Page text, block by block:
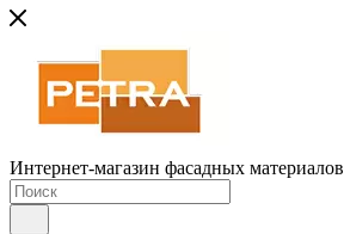
Интернет-магазин фасадных материалов